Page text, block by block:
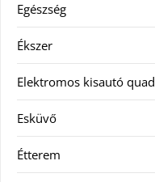
Egészség
Ékszer
Elektromos kisautó quad
Esküvő
Étterem